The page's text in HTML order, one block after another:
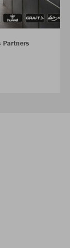
Partners